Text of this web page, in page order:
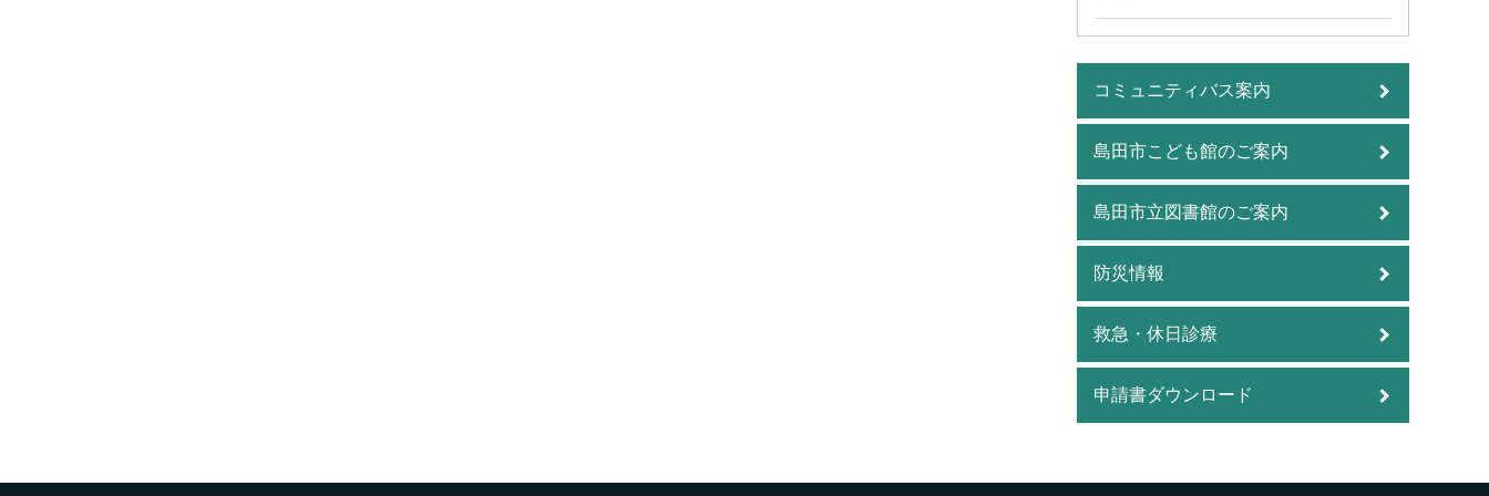
コミュニティバス案内
島田市こども館のご案内
島田市立図書館のご案内
防災情報
救急・休日診療
申請書ダウンロード